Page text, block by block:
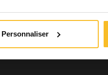
Personnaliser